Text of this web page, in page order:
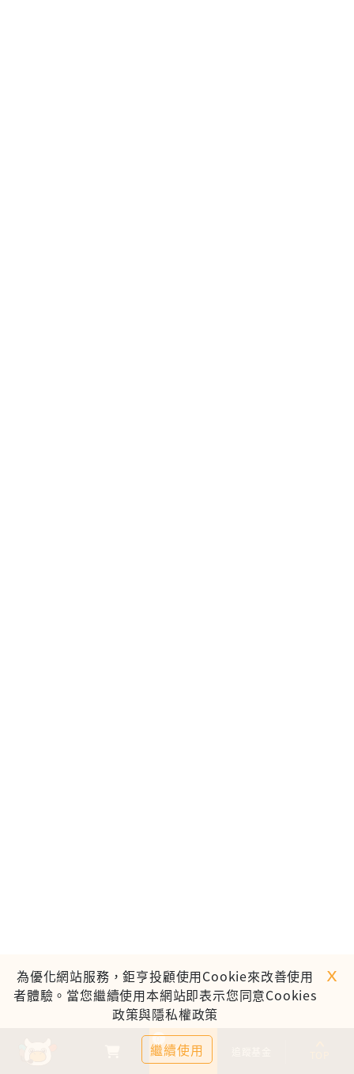
基金比較
0
為優化網站服務，鉅亨投顧使用Cookie來改善使用
者體驗。當您繼續使用本網站即表示您同意Cookies
政策與隱私權政策
繼續使用
ｘ